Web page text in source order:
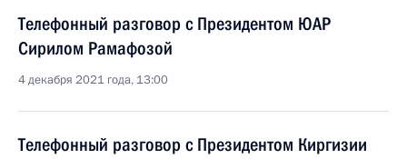
Телефонный разговор с Президентом ЮАР
Сирилом Рамафозой
4 декабря 2021 года, 13:00
Телефонный разговор с Президентом Киргизии